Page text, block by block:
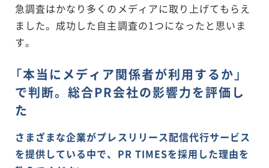
急調査はかなり多くのメディアに取り上げてもらえ
ました。成功した自主調査の1つになったと思いま
す。
「本当にメディア関係者が利用するか」
で判断。総合PR会社の影響力を評価し
た
さまざまな企業がプレスリリース配信代行サービス
を提供している中で、PR TIMESを採用した理由を